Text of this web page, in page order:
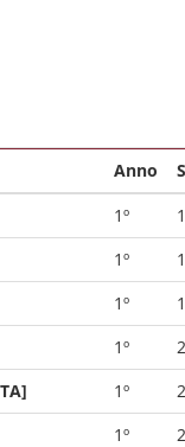
Anno
1º
1º
1º
1º
1º
1º